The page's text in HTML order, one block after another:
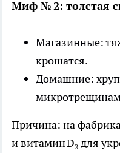
Миф № 2: толстая
Магазинные:
крошатся.
Домашние:
Причина: на
и витамин D₃ для